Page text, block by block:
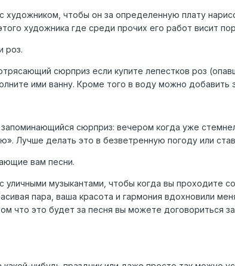
художником, чтобы он за определенную плату
художника где среди прочих его работ висит
роз.
сюрприз если купите лепестков роз
ими ванну. Кроме того в воду можно добавить
сюрприз: вечером когда уже
Лучше делать это в безветренную погоду или
вам песни.
уличными музыкантами, чтобы когда вы проходите
пара, ваша красота и гармония вдохновили
что это будет за песня вы можете договориться